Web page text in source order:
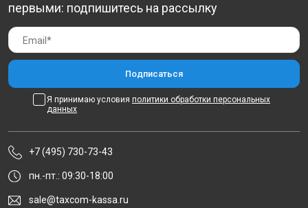
первыми: подпишитесь на рассылку
Я принимаю условия политики обработки персональных
данных
+7 (495) 730-73-43
пн.-пт.: 09:30-18:00
sale@taxcom-kassa.ru